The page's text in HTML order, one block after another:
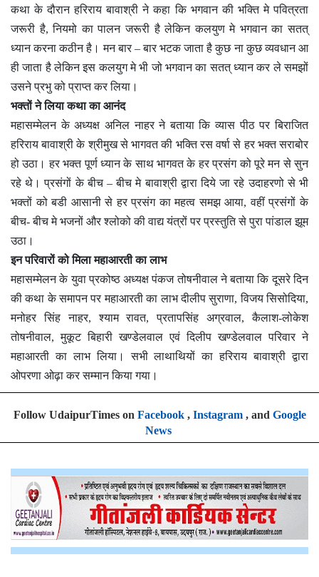
कथा के दौरान हरिराय बावाश्री ने कहा कि भगवान की भक्ति मे पवित्रता
जरूरी है, नियमो का पालन जरूरी है लेकिन कलयुण मे भगवान का सतत्
ध्यान करना कठीन है। मन बार – बार भटक जाता है कुछ ना कुछ व्यवधान आ
ही जाता है लेकिन इस कलयुग मे भी जो भगवान का सतत् ध्यान कर ले समझों
उसने प्रभु को प्राप्त कर लिया।
भक्तों ने लिया कथा का आनंद
महासम्मेलन के अध्यक्ष अनिल नाहर ने बताया कि व्यास पीठ पर बिराजित
हरिराय बावाश्री के श्रीमुख से भागवत की भक्ति रस वर्षा से हर भक्त सराबोर
हो उठा। हर भक्त पूर्ण ध्यान के साथ भागवत के हर प्रसंग को पूरे मन से सुन
रहे थे। प्रसंगों के बीच – बीच मे बावाश्री द्वारा दिये जा रहे उदाहरणो से भी
भक्तों को बडी आसानी से हर प्रसंग का महत्व समझ आया, वहीं प्रसंगों के
बीच- बीच मे भजनों और श्लोको की वाद्य यंत्रों पर प्रस्तुति से पुरा पांडाल झूम
उठा।
इन परिवारों को मिला महाआरती का लाभ
महासम्मेलन के युवा प्रकोष्ठ अध्यक्ष पंकज तोषनीवाल ने बताया कि दूसरे दिन
की कथा के समापन पर महाआरती का लाभ दीलीप सुराणा, विजय सिसोदिया,
मनोहर सिंह नाहर, श्याम रावत, प्रतापसिंह अग्रवाल, कैलाश-लोकेश
तोषनीवाल, मुकूट बिहारी खण्डेलवाल एवं दिलीप खण्डेलवाल परिवार ने
महाआरती का लाभ लिया। सभी लाथाथियों का हरिराय बावाश्री द्वारा
ओपरणा ओढ़ा कर सम्मान किया गया।
Follow UdaipurTimes on Facebook, Instagram, and Google
News